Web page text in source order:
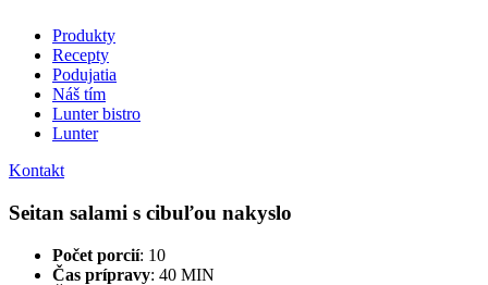
Produkty
Recepty
Podujatia
Náš tím
Lunter bistro
Lunter
Kontakt
Seitan salami s cibuľou nakyslo
Počet porcií: 10
Čas prípravy: 40 MIN